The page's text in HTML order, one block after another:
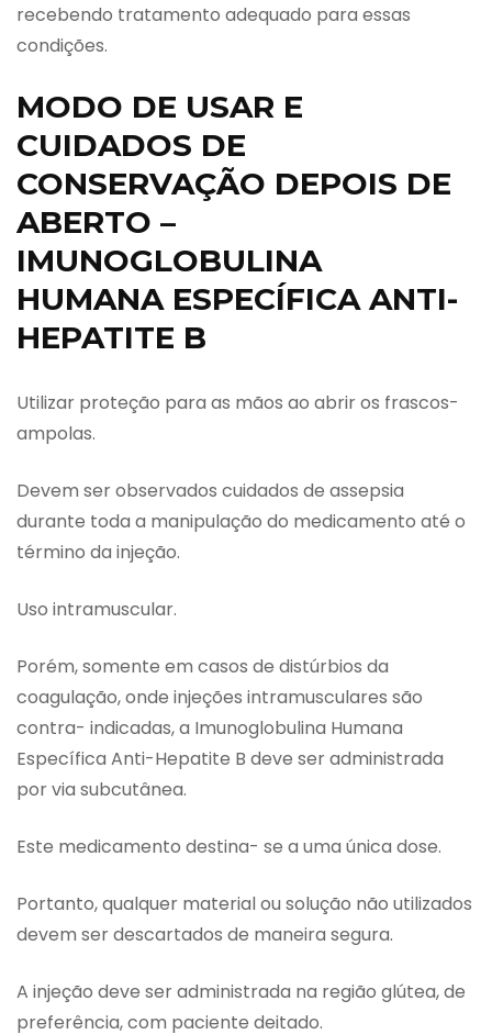
recebendo tratamento adequado para essas
condições.
MODO DE USAR E
CUIDADOS DE
CONSERVAÇÃO DEPOIS DE
ABERTO –
IMUNOGLOBULINA
HUMANA ESPECÍFICA ANTI-
HEPATITE B
Utilizar proteção para as mãos ao abrir os frascos-
ampolas.
Devem ser observados cuidados de assepsia
durante toda a manipulação do medicamento até o
término da injeção.
Uso intramuscular.
Porém, somente em casos de distúrbios da
coagulação, onde injeções intramusculares são
contra- indicadas, a Imunoglobulina Humana
Específica Anti-Hepatite B deve ser administrada
por via subcutânea.
Este medicamento destina- se a uma única dose.
Portanto, qualquer material ou solução não utilizados
devem ser descartados de maneira segura.
A injeção deve ser administrada na região glútea, de
preferência, com paciente deitado.